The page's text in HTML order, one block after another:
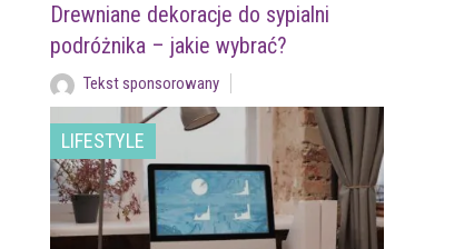
Drewniane dekoracje do sypialni
podróżnika – jakie wybrać?
Tekst sponsorowany
LIFESTYLE